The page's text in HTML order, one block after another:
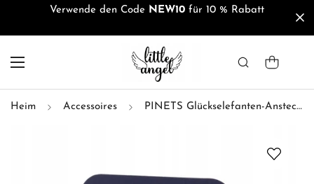
Verwende den Code NEW10 für 10 % Rabatt
Heim Accessoires PINETS Glückselefanten-Anstecknadel für ein Geschenk Abiturprüfung